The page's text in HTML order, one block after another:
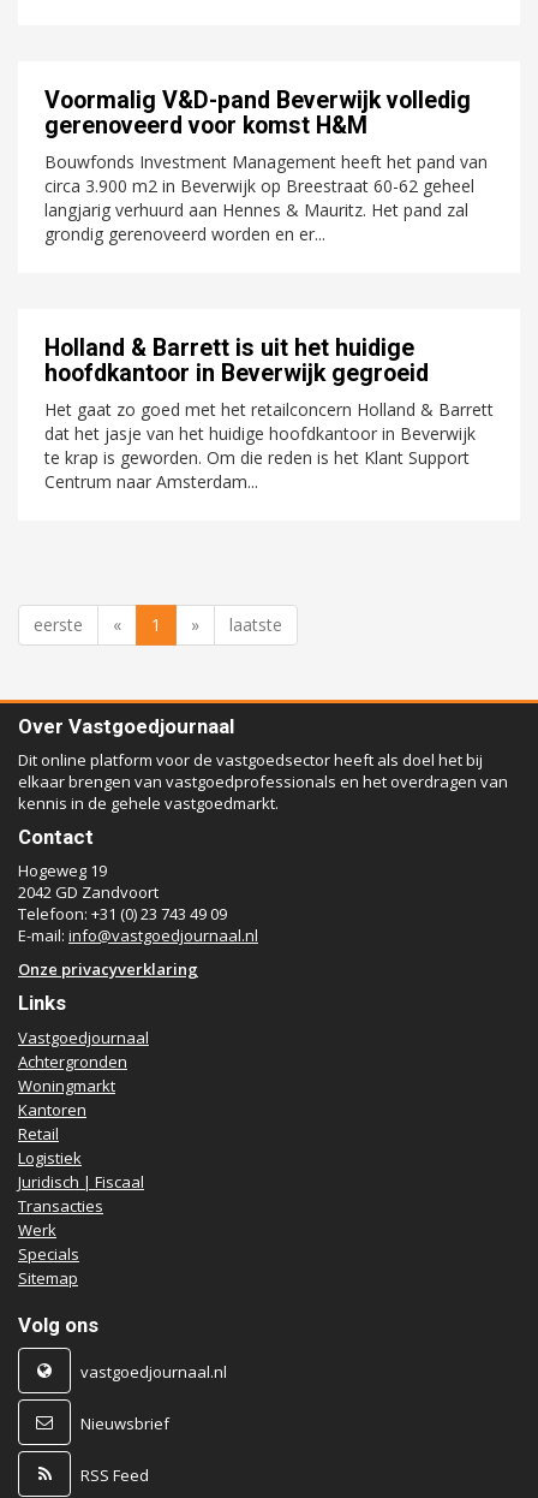
Voormalig V&D-pand Beverwijk volledig
gerenoveerd voor komst H&M
Bouwfonds Investment Management heeft het pand van
circa 3.900 m2 in Beverwijk op Breestraat 60-62 geheel
langjarig verhuurd aan Hennes & Mauritz. Het pand zal
grondig gerenoveerd worden en er...
Holland & Barrett is uit het huidige
hoofdkantoor in Beverwijk gegroeid
Het gaat zo goed met het retailconcern Holland & Barrett
dat het jasje van het huidige hoofdkantoor in Beverwijk
te krap is geworden. Om die reden is het Klant Support
Centrum naar Amsterdam...
eerste « 1 » laatste
Over Vastgoedjournaal
Dit online platform voor de vastgoedsector heeft als doel het bij
elkaar brengen van vastgoedprofessionals en het overdragen van
kennis in de gehele vastgoedmarkt.
Contact
Hogeweg 19
2042 GD Zandvoort
Telefoon: +31 (0) 23 743 49 09
E-mail: info@vastgoedjournaal.nl
Onze privacyverklaring
Links
Vastgoedjournaal
Achtergronden
Woningmarkt
Kantoren
Retail
Logistiek
Juridisch | Fiscaal
Transacties
Werk
Specials
Sitemap
Volg ons
vastgoedjournaal.nl
Nieuwsbrief
RSS Feed